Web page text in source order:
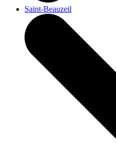
Saint-Beauzeil